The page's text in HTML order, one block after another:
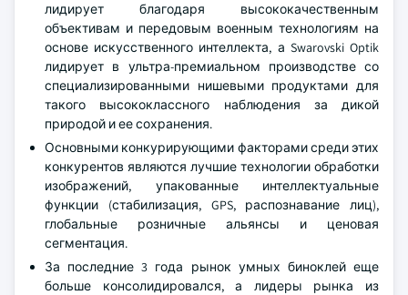
лидирует благодаря высококачественным
объективам и передовым военным технологиям на
основе искусственного интеллекта, а Swarovski Optik
лидирует в ультра-премиальном производстве со
специализированными нишевыми продуктами для
такого высококлассного наблюдения за дикой
природой и ее сохранения.
Основными конкурирующими факторами среди этих
конкурентов являются лучшие технологии обработки
изображений, упакованные интеллектуальные
функции (стабилизация, GPS, распознавание лиц),
глобальные розничные альянсы и ценовая
сегментация.
За последние 3 года рынок умных биноклей еще
больше консолидировался, а лидеры рынка из